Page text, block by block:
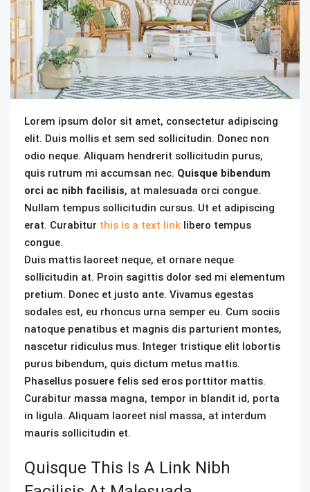
Lorem ipsum dolor sit amet, consectetur adipiscing
elit. Duis mollis et sem sed sollicitudin. Donec non
odio neque. Aliquam hendrerit sollicitudin purus,
quis rutrum mi accumsan nec. Quisque bibendum
orci ac nibh facilisis, at malesuada orci congue.
Nullam tempus sollicitudin cursus. Ut et adipiscing
erat. Curabitur this is a text link libero tempus
congue.
Duis mattis laoreet neque, et ornare neque
sollicitudin at. Proin sagittis dolor sed mi elementum
pretium. Donec et justo ante. Vivamus egestas
sodales est, eu rhoncus urna semper eu. Cum sociis
natoque penatibus et magnis dis parturient montes,
nascetur ridiculus mus. Integer tristique elit lobortis
purus bibendum, quis dictum metus mattis.
Phasellus posuere felis sed eros porttitor mattis.
Curabitur massa magna, tempor in blandit id, porta
in ligula. Aliquam laoreet nisl massa, at interdum
mauris sollicitudin et.
Quisque This Is A Link Nibh